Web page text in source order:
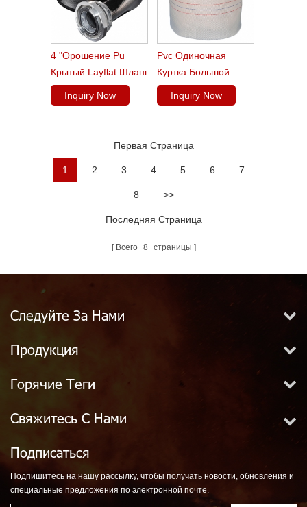
4 "орошение Pu
Крытый Layflat Шланг
Inquiry Now
Pvc Одиночная
Куртка Большой
Диаметр 8 Дюймов
Сельское Хозяйство
Inquiry Now
Первая Страница
1 2 3 4 5 6 7
8 >>
Последняя Страница
Всего 8 страницы
Следуйте За Нами
Продукция
Горячие Теги
Свяжитесь С Нами
Подписаться
Подпишитесь на нашу рассылку, чтобы получать новости, обновления и
специальные предложения по электронной почте.